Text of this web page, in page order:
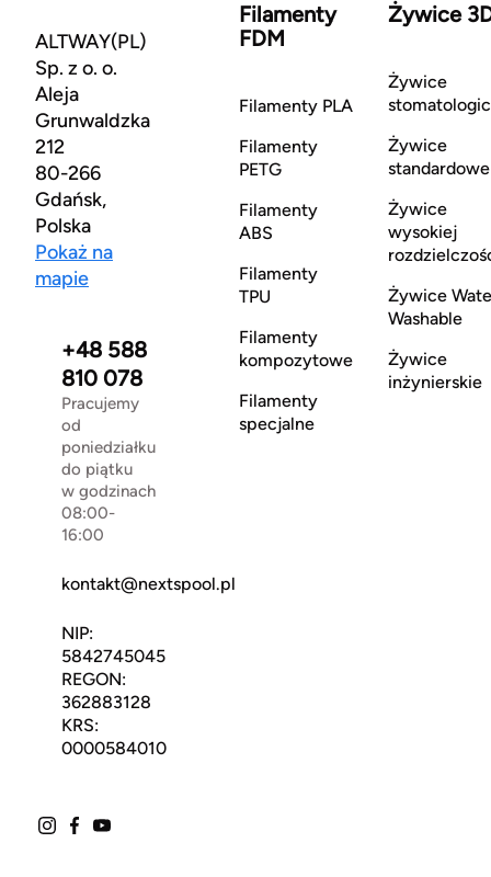
ALTWAY(PL)
Sp. z o. o.
Aleja
Grunwaldzka
212
80-266
Gdańsk,
Polska
Pokaż na
mapie
+48 588
810 078
Pracujemy
od
poniedziałku
do piątku
w godzinach
08:00-
16:00
kontakt@nextspool.pl
NIP:
5842745045
REGON:
362883128
KRS:
0000584010
Filamenty
FDM
Filamenty PLA
Filamenty
PETG
Filamenty
ABS
Filamenty
TPU
Filamenty
kompozytowe
Filamenty
specjalne
Żywice
Żywice
Żywice
standardowe
Żywice
wysokiej
Żywice
Washable
Żywice
inżynierskie